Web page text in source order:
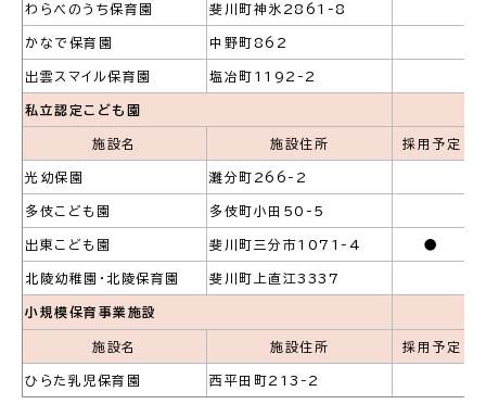
電子申請・
イド
防災情報サイト
出雲新話2030
市役所へのアクセス
わらべのうち保育園 斐川町神氷2861-8
かなで保育園 中野町862
出雲スマイル保育園 塩冶町1192‐2
私立認定こども園
施設名 施設住所 採用予定
光幼保園 灘分町266-2
多伎こども園 多伎町小田50-5
出東こども園 斐川町三分市1071-4 ●
北陵幼稚園・北陵保育園 斐川町上直江3337
小規模保育事業施設
施設名 施設住所 採用予定
ひらた乳児保育園 西平田町213‐2